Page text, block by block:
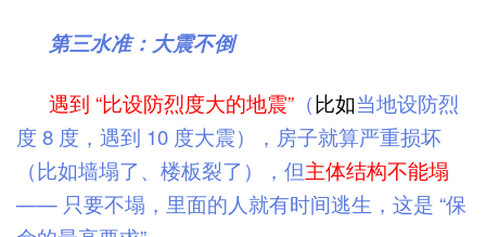
第三水准：大震不倒
遇到 “比设防烈度大的地震” （比如当地设防烈
度 8 度，遇到 10 度大震），房子就算严重损坏
（比如墙塌了、楼板裂了），但主体结构不能塌
—— 只要不塌，里面的人就有时间逃生，这是 “保